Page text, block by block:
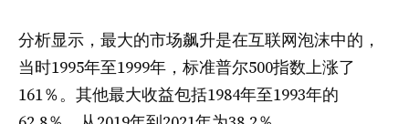
分析显示，最大的市场飙升是在互联网泡沫中的，
当时1995年至1999年，标准普尔500指数上涨了
161％。其他最大收益包括1984年至1993年的